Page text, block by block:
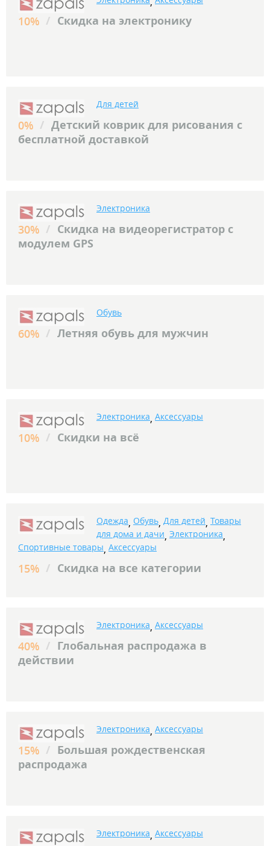
10% / Скидка на электронику
Для детей
0% / Детский коврик для рисования с
бесплатной доставкой
Электроника
30% / Скидка на видеорегистратор с
модулем GPS
Обувь
60% / Летняя обувь для мужчин
Электроника, Аксессуары
10% / Скидки на всё
Одежда, Обувь, Для детей, Товары
для дома и дачи, Электроника,
Спортивные товары, Аксессуары
15% / Скидка на все категории
Электроника, Аксессуары
40% / Глобальная распродажа в
действии
Электроника, Аксессуары
15% / Большая рождественская
распродажа
Электроника, Аксессуары